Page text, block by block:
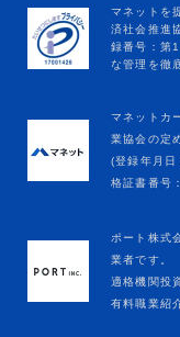
マネットカ
業協会の定
(登録年月
格証書番号
ポート株式
業者です。
適格機関投
有料職業紹